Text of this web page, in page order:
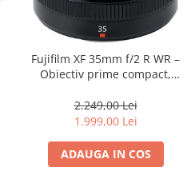
Fujifilm XF 35mm f/2 R WR –
Obiectiv prime compact,
intemperii pentru fotografie
de zi cu zi
2.249,00 Lei
1.999,00 Lei
ADAUGA IN COS